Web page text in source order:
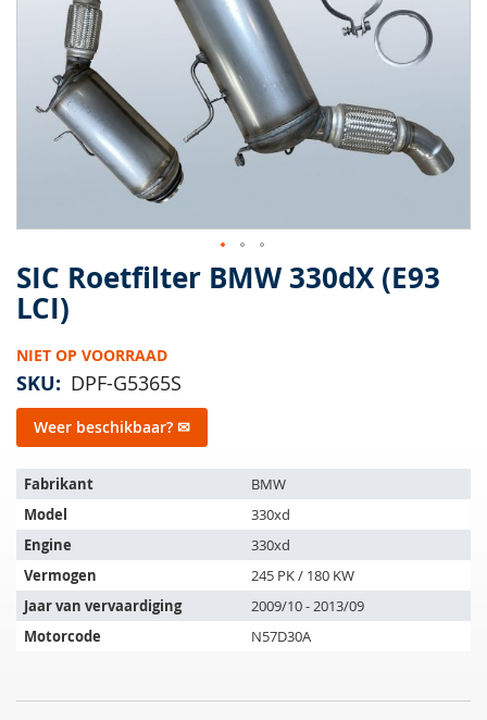
SIC Roetfilter BMW 330dX (E93
LCI)
NIET OP VOORRAAD
SKU DPF-G5365S
Weer beschikbaar? ✉
Het
artikel
past
op
de
volgende
voertuigen:
Fabrikant
BMW
Model
330xd
Engine
330xd
Vermogen
245 PK / 180 KW
Jaar van vervaardiging
2009/10 - 2013/09
Motorcode
N57D30A
afbeeldingen-
gallerij
Ga
naar
het
van
de
gallerij